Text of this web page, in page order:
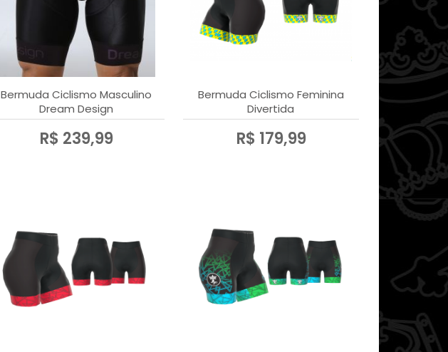
A - Z
Bermuda Ciclismo Masculino
Dream Design
R$ 239,99
Bermuda Ciclismo Feminina
Divertida
R$ 179,99